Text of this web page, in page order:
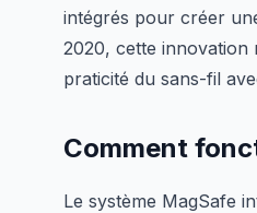
intégrés pour créer
2020, cette
praticité du sans-fil
Comment
Le système MagSafe